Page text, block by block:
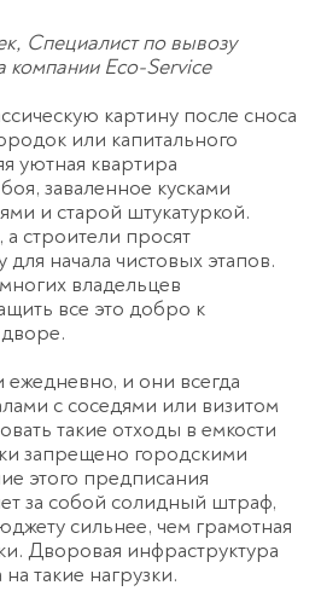
Специалист по вывозу
компании Eco-Service
картину после сноса
или капитального
уютная квартира
заваленное кусками
и старой штукатуркой.
строители просят
начала чистовых этапов.
владельцев
все это добро к
и они всегда
с соседями или визитом
такие отходы в емкости
запрещено городскими
этого предписания
за собой солидный штраф,
сильнее, чем грамотная
Дворовая инфраструктура
такие нагрузки.